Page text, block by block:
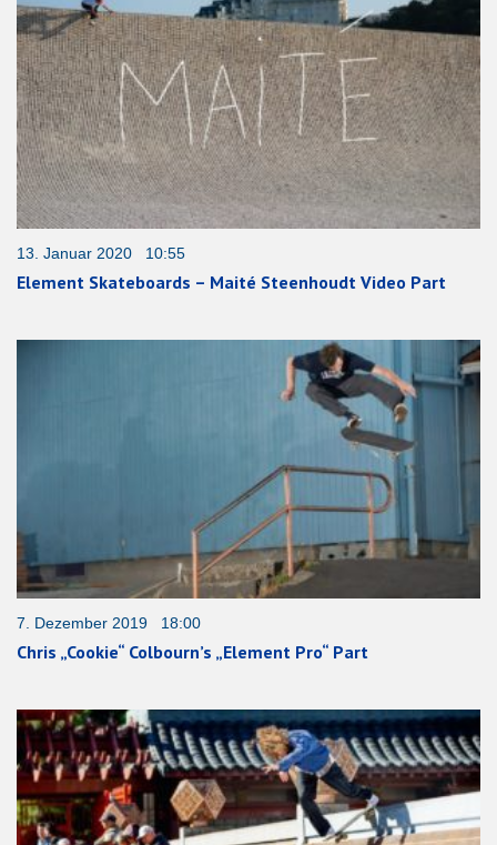
13. Januar 2020 10:55
Element Skateboards – Maité Steenhoudt Video Part
7. Dezember 2019 18:00
Chris „Cookie“ Colbourn’s „Element Pro“ Part